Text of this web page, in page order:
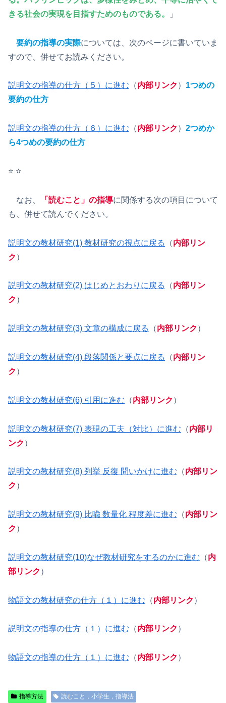
きる社会の実現を目指すためのものである。
」
要約の指導の実際については、次のページに書いていま
すので、併せてお読みください。
説明文の指導の仕方（５）に進む （内部リンク ） 1つめの
要約の仕方
説明文の指導の仕方（６）に進む （内部リンク ） 2つめか
ら4つめの要約の仕方
⭐️ ⭐️
なお、 「読むこと」の指導に関係する次の項目について
も、併せて読んでください。
説明文の教材研究(1) 教材研究の視点に戻る （内部リン
ク ）
説明文の教材研究(2) はじめとおわりに戻る （内部リン
ク ）
説明文の教材研究(3) 文章の構成に戻る （内部リンク ）
説明文の教材研究(4) 段落関係と要点に戻る （内部リン
ク ）
説明文の教材研究(6) 引用に進む （内部リンク ）
説明文の教材研究(7) 表現の工夫（対比）に進む （内部リ
ンク ）
説明文の教材研究(8) 列挙 反復 問いかけに進む （内部リン
ク ）
説明文の教材研究(9) 比喩 数量化 程度差に進む （内部リン
ク ）
説明文の教材研究(10)なぜ教材研究をするのかに進む （内
部リンク ）
物語文の教材研究の仕方（１）に進む （内部リンク ）
説明文の指導の仕方（１）に進む （内部リンク ）
物語文の指導の仕方（１）に進む （内部リンク ）
指導方法 読むこと，小学生，指導法